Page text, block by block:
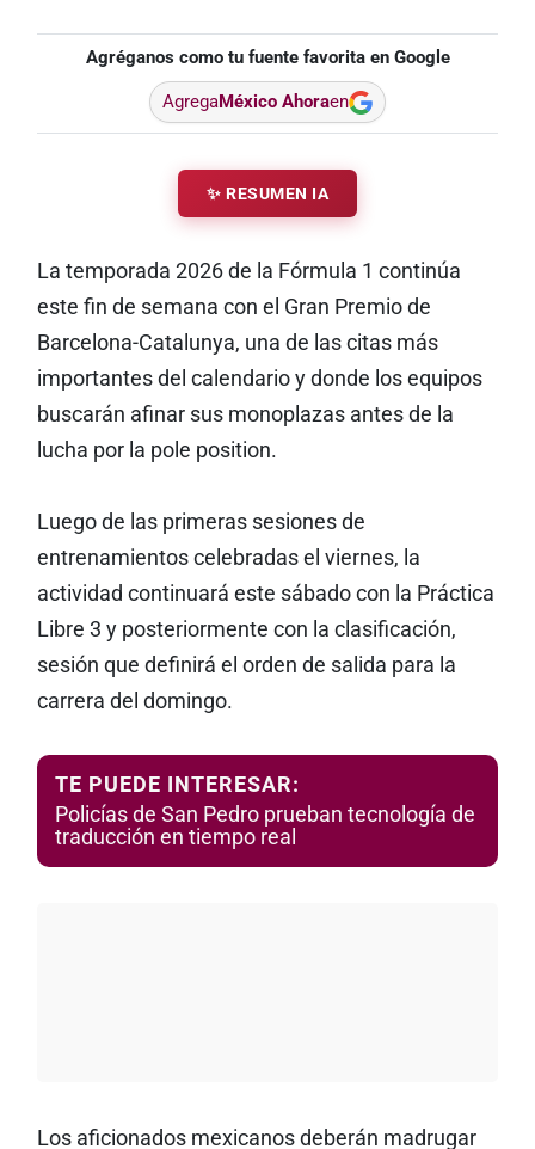
Agréganos como tu fuente favorita en Google
AgregaMéxico Ahoraen
✨ RESUMEN IA
La temporada 2026 de la Fórmula 1 continúa
este fin de semana con el Gran Premio de
Barcelona-Catalunya, una de las citas más
importantes del calendario y donde los equipos
buscarán afinar sus monoplazas antes de la
lucha por la pole position.
Luego de las primeras sesiones de
entrenamientos celebradas el viernes, la
actividad continuará este sábado con la Práctica
Libre 3 y posteriormente con la clasificación,
sesión que definirá el orden de salida para la
carrera del domingo.
TE PUEDE INTERESAR:
Policías de San Pedro prueban tecnología de
traducción en tiempo real
Los aficionados mexicanos deberán madrugar